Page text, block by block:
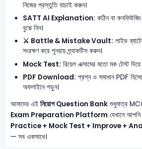
নিজের প্রস্তুতি যাচাই করুন।
SATT AI Explanation: কঠিন বা
বুঝে নিন।
⚔️ Battle & Mistake Vault: লাইভ
সংরক্ষণ করে পুনরায় প্র্যাকটিস করুন।
Mock Test: রিয়েল এক্সামের মতো মক টেস্ট
PDF Download: প্রশ্ন ও সমাধান PDF
অফলাইনে পড়ুন।
আমাদের এই নিয়োগ Question Bankশুধুমাত্র
Exam Preparation Platform যেখানে আপনি
Practice + Mock Test + Improve +
— সব একসাথে।